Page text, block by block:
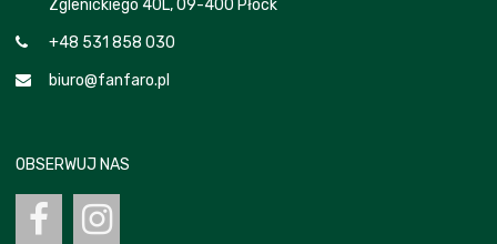
Zglenickiego 40L, 09-400 Płock
+48 531 858 030
biuro@fanfaro.pl
OBSERWUJ NAS